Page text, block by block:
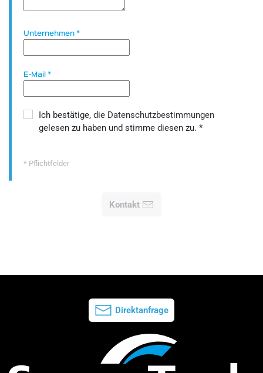
Unternehmen *
E-Mail *
Ich bestätige, die Datenschutzbestimmungen
gelesen zu haben und stimme diesen zu. *
* Pflichtfelder
Kontakt
Direktanfrage